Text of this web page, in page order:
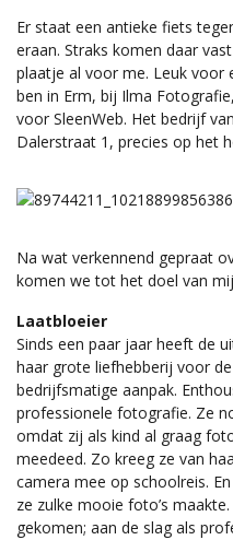
Er staat een antieke fiets
eraan. Straks komen daar
plaatje al voor me. Leuk voor
ben in Erm, bij Ilma
voor SleenWeb. Het bedrijf
Dalerstraat 1, precies op het
Na wat verkennend gepraat
komen we tot het doel van
Laatbloeier
Sinds een paar jaar heeft de
haar grote liefhebberij voor
bedrijfsmatige aanpak.
professionele fotografie. Ze
omdat zij als kind al graag
meedeed. Zo kreeg ze van
camera mee op schoolreis.
ze zulke mooie foto’s
gekomen; aan de slag als